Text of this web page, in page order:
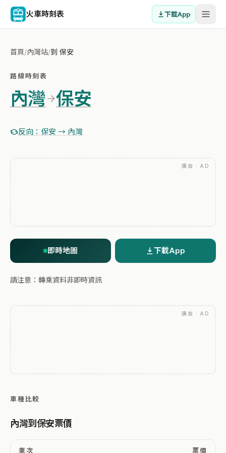
火車時刻表 下載App
首頁/內灣站/到 保安
路線時刻表
內灣 保安
反向：保安 → 內灣
廣告 · AD
即時地圖 下載App
請注意：轉乘資料非即時資訊
廣告 · AD
車種比較
內灣到保安票價
車次 票價